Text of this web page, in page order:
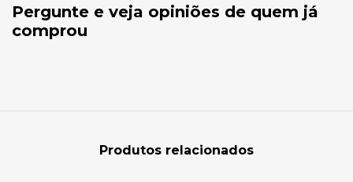
Pergunte e veja opiniões de quem já
comprou
Produtos relacionados